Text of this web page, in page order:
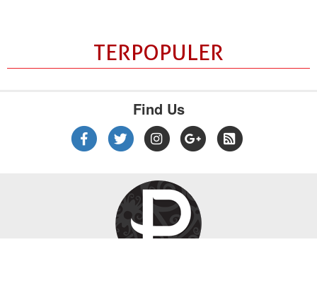
TERPOPULER
Find Us